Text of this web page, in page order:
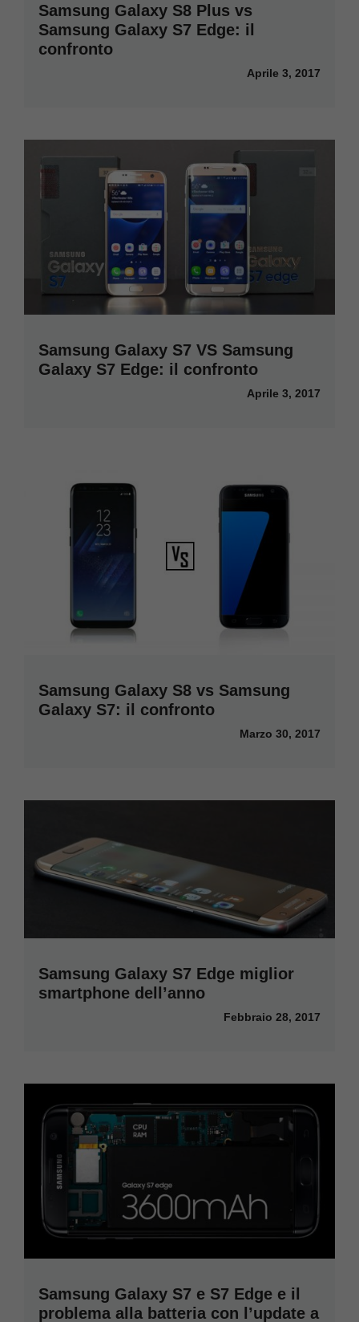
Samsung Galaxy S8 Plus vs
Samsung Galaxy S7 Edge: il
confronto
Aprile 3, 2017
Samsung Galaxy S7 VS Samsung
Galaxy S7 Edge: il confronto
Aprile 3, 2017
Samsung Galaxy S8 vs Samsung
Galaxy S7: il confronto
Marzo 30, 2017
Samsung Galaxy S7 Edge miglior
smartphone dell’anno
Febbraio 28, 2017
Samsung Galaxy S7 e S7 Edge e il
problema alla batteria con l’update a